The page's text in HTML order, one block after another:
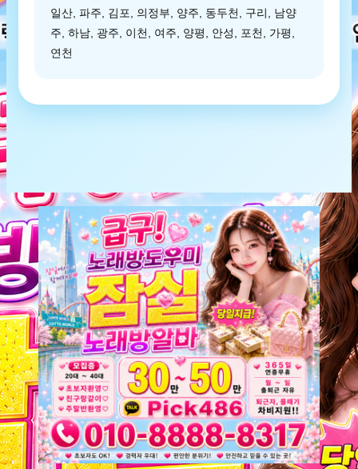
일산, 파주, 김포, 의정부, 양주, 동두천, 구리, 남양
주, 하남, 광주, 이천, 여주, 양평, 안성, 포천, 가평,
연천